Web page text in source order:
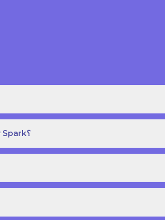
هل يمكنني طلب نسخة مطبوعة بغلاف مقوى من كتاب قصص على Story Spark؟